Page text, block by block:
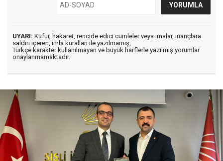
UYARI: Küfür, hakaret, rencide edici cümleler veya imalar, inançlara
saldırı içeren, imla kuralları ile yazılmamış,
Türkçe karakter kullanılmayan ve büyük harflerle yazılmış yorumlar
onaylanmamaktadır.